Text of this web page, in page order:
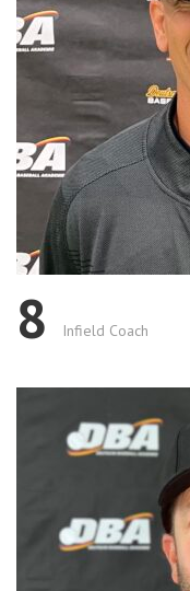
8 Infield Coach